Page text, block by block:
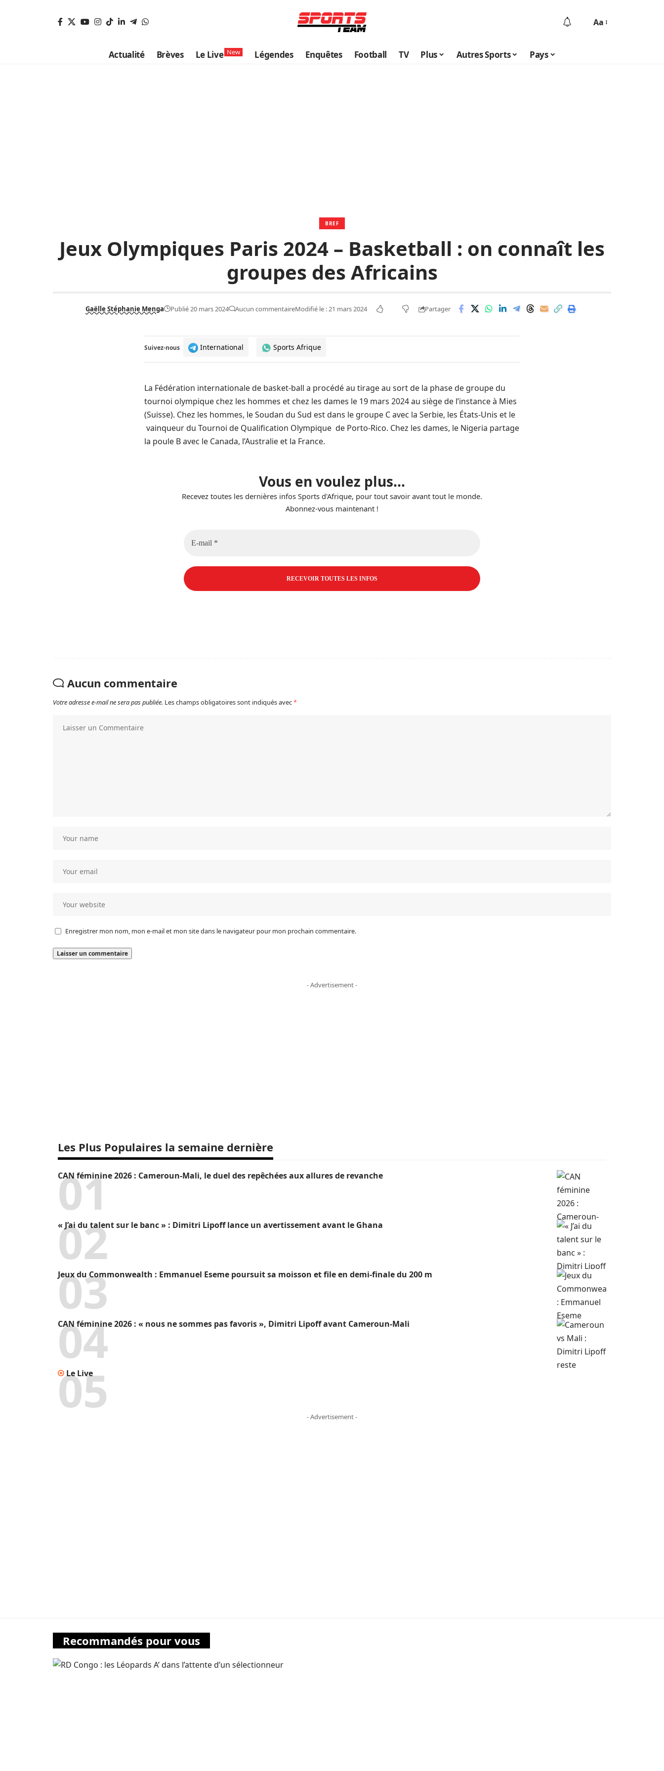
Aa
Actualité Brèves Le Live New Légendes Enquêtes Football TV Plus Autres Sports Pays
BREF
Jeux Olympiques Paris 2024 – Basketball : on connaît les
groupes des Africains
Gaëlle Stéphanie Menga Publié 20 mars 2024 Aucun commentaireModifié le : 21 mars 2024 Partager
Suivez-nous International Sports Afrique
La Fédération internationale de basket-ball a procédé au tirage au sort de la phase de groupe du
tournoi olympique chez les hommes et chez les dames le 19 mars 2024 au siège de l’instance à Mies
(Suisse). Chez les hommes, le Soudan du Sud est dans le groupe C avec la Serbie, les États-Unis et le
vainqueur du Tournoi de Qualification Olympique de Porto-Rico. Chez les dames, le Nigeria partage
la poule B avec le Canada, l’Australie et la France.
Vous en voulez plus...
Recevez toutes les dernières infos Sports d'Afrique, pour tout savoir avant tout le monde.
Abonnez-vous maintenant !
Aucun commentaire
Votre adresse e-mail ne sera pas publiée. Les champs obligatoires sont indiqués avec*
Enregistrer mon nom, mon e-mail et mon site dans le navigateur pour mon prochain commentaire.
- Advertisement -
Les Plus Populaires la semaine dernière
CAN féminine 2026 : Cameroun-Mali, le duel des repêchées aux allures de revanche
« J’ai du talent sur le banc » : Dimitri Lipoff lance un avertissement avant le Ghana
Jeux du Commonwealth : Emmanuel Eseme poursuit sa moisson et file en demi-finale du 200 m
CAN féminine 2026 : « nous ne sommes pas favoris », Dimitri Lipoff avant Cameroun-Mali
Le Live
- Advertisement -
Recommandés pour vous